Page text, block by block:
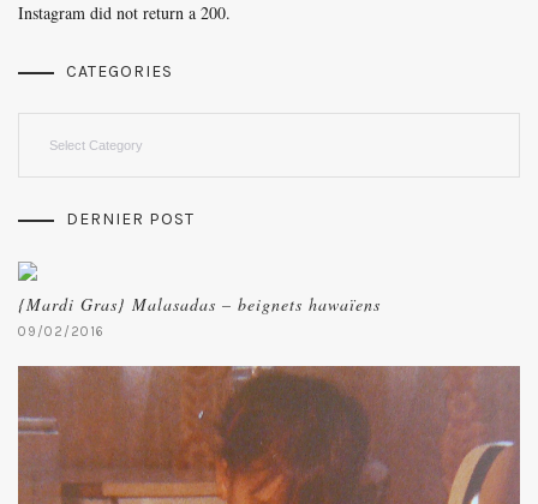
Instagram did not return a 200.
CATEGORIES
DERNIER POST
{Mardi Gras} Malasadas – beignets hawaïens
09/02/2016